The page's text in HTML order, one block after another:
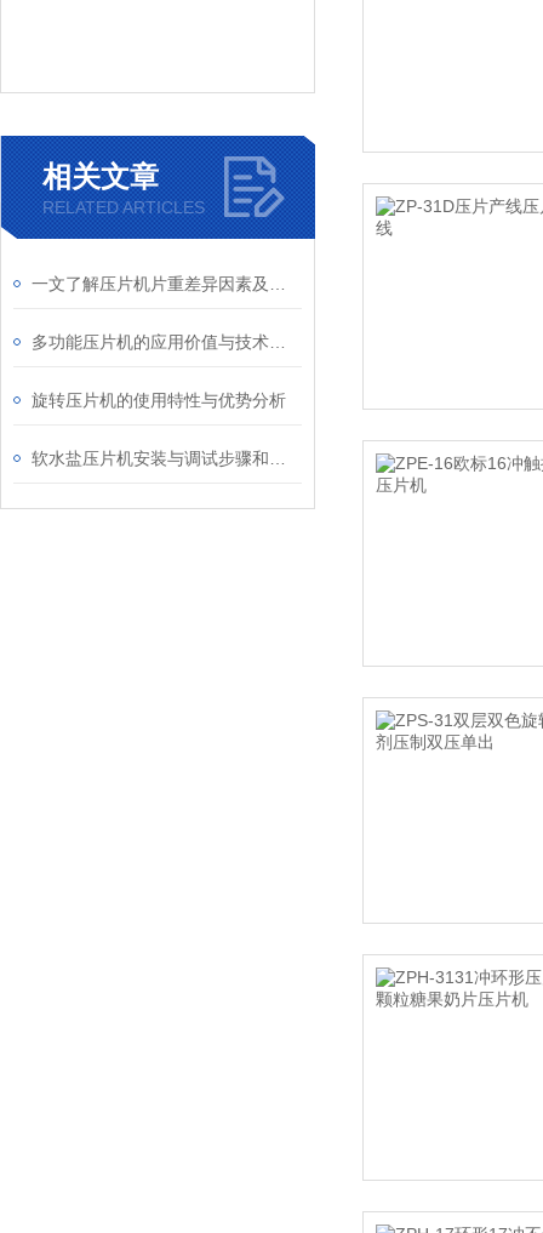
相关文章
RELATED ARTICLES
旋转压片机的使用特性与优势分析